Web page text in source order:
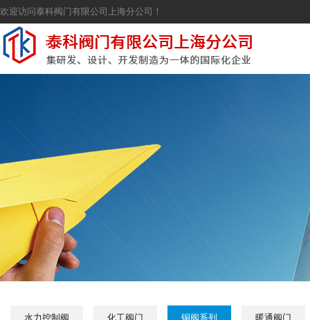
欢迎访问泰科阀门有限公司上海分公司！
水力控制阀 化工阀门 铜阀系列 暖通阀门